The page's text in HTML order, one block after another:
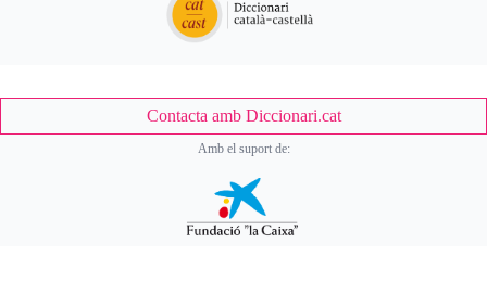
Contacta amb Diccionari.cat
Amb el suport de: